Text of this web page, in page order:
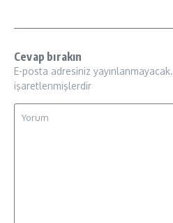
Cevap bırakın
E-posta adresiniz yayınlanmayacak.
işaretlenmişlerdir